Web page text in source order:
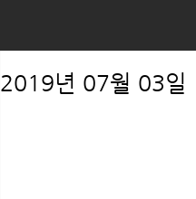
2019년 07월 03일